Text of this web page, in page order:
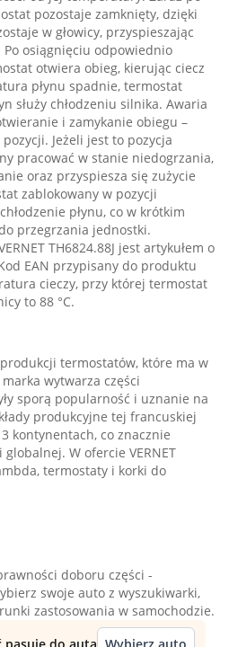
pozostaje zamknięty, dzięki
w głowicy, przyspieszając
osiągnięciu odpowiednio
otwiera obieg, kierując ciecz
płynu spadnie, termostat
służy chłodzeniu silnika. Awaria
i zamykanie obiegu –
Jeżeli jest to pozycja
pracować w stanie niedogrzania,
oraz przyspiesza się zużycie
zablokowany w pozycji
płynu, co w krótkim
przegrzania jednostki.
TH6824.88J jest artykułem o
EAN przypisany do produktu
cieczy, przy której termostat
to 88 °C.
termostatów, które ma w
wytwarza części
sporą popularność i uznanie na
produkcyjne tej francuskiej
kontynentach, co znacznie
W ofercie VERNET
termostaty i korki do
doboru części -
swoje auto z wyszukiwarki,
zastosowania w samochodzie.